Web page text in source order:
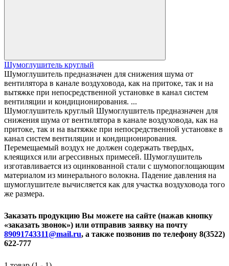
Шумоглушитель круглый
Шумоглушитель предназначен для снижения шума от
вентилятора в канале воздуховода, как на притоке, так и на
вытяжке при непосредственной установке в канал систем
вентиляции и кондиционирования. ...
Шумоглушитель круглый Шумоглушитель предназначен для
снижения шума от вентилятора в канале воздуховода, как на
притоке, так и на вытяжке при непосредственной установке в
канал систем вентиляции и кондиционирования.
Перемещаемый воздух не должен содержать твердых,
клеящихся или агрессивных примесей. Шумоглушитель
изготавливается из оцинкованной стали с шумопоглощающим
материалом из минерального волокна. Падение давления на
шумоглушителе вычисляется как для участка воздуховода того
же размера.
Заказать продукцию Вы можете на сайте (нажав кнопку
«заказать звонок») или отправив заявку на почту
89091743311@mail.ru, а также позвонив по телефону 8(3522)
622-777